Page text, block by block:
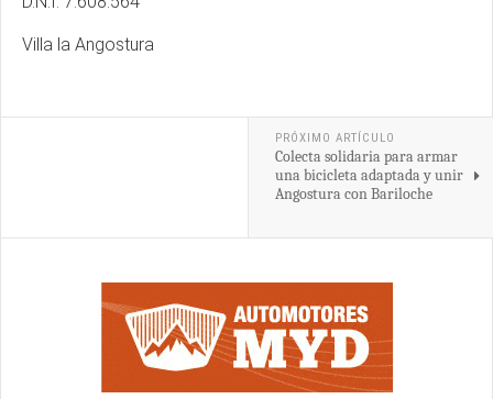
Villa la Angostura
PRÓXIMO ARTÍCULO
Colecta solidaria para armar
una bicicleta adaptada y unir
Angostura con Bariloche